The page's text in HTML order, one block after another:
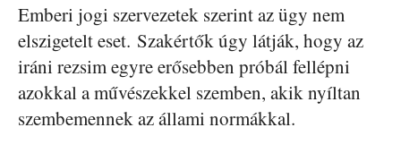
Emberi jogi szervezetek szerint az ügy nem
elszigetelt eset. Szakértők úgy látják, hogy az
iráni rezsim egyre erősebben próbál fellépni
azokkal a művészekkel szemben, akik nyíltan
szembemennek az állami normákkal.